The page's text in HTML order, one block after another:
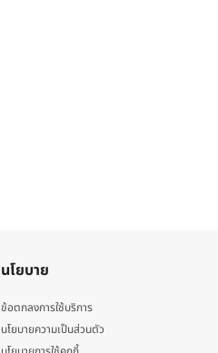
นโยบาย
ข้อตกลงการใช้บริการ
นโยบายความเป็นส่วนตัว